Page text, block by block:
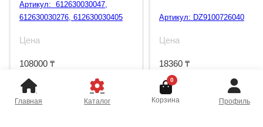
Артикул: 612630030047,
612630030276, 612630030405
Цена
108000 ₸
Артикул: DZ9100726040
Цена
18360 ₸
Главная Каталог
0
Корзина Профиль